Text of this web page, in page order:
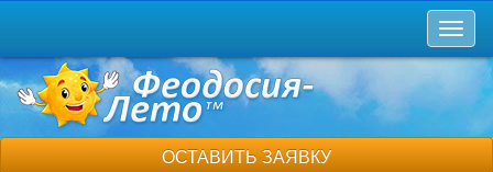
основному
содержанию
ОСТАВИТЬ ЗАЯВКУ